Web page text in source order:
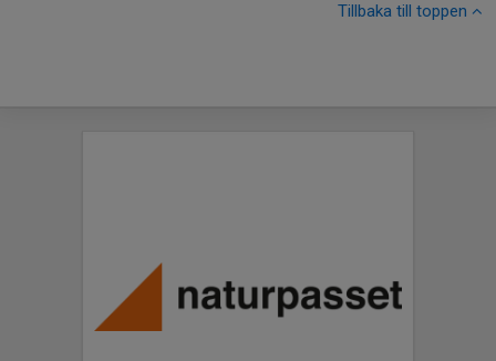
Tillbaka till toppen